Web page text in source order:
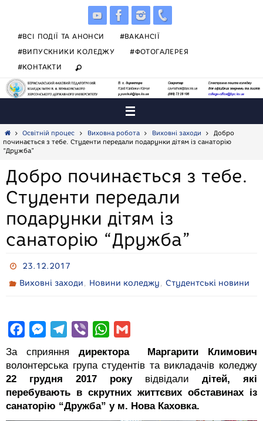
#ВСІ ПОДІЇ ТА АНОНСИ
#ВАКАНСІЇ
#ВИПУСКНИКИ КОЛЕДЖУ
#ФОТОГАЛЕРЕЯ
#КОНТАКТИ
HomeОсвітній процес Виховна робота Виховні заходи
Добро
починається з тебе. Студенти передали подарунки дітям із санаторію
“Дружба”
Добро починається з тебе.
Студенти передали
подарунки дітям із
санаторію “Дружба”
23.12.2017
Виховні заходи, Новини коледжу,Студентські новини
c
b
o
M
s
s
e
n
l
g
r
b
e
r
W
a
t
s
A
a
i
l
За сприяння директора Маргарити Климович
волонтерська група студентів та викладачів коледжу
22 грудня 2017 рокувідвідали дітей, які
перебувають в скрутних життєвих обставинах із
санаторію “Дружба” у м. Нова Каховка.